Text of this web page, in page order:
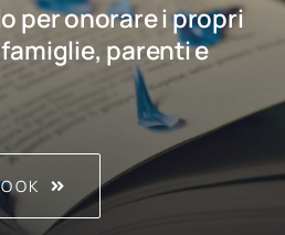
per onorare i propri
parenti e